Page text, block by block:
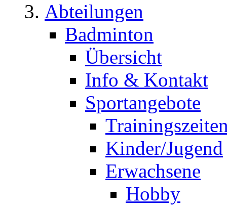
Abteilungen
Badminton
Übersicht
Info & Kontakt
Sportangebote
Kinder/Jugend
Erwachsene
Hobby